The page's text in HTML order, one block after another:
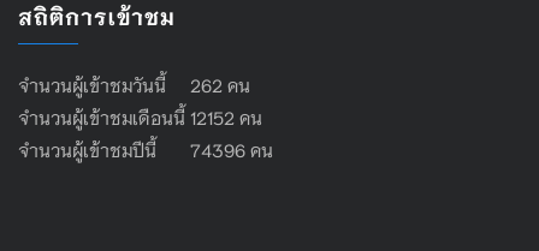
สถิติการเข้าชม
จำนวนผู้เข้าชมวันนี้ 262 คน
จำนวนผู้เข้าชมเดือนนี้ 12152 คน
จำนวนผู้เข้าชมปีนี้ 74396 คน